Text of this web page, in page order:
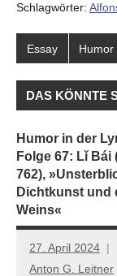
Schlagwörter:
Essay Humor
DAS KÖNNTE
Humor in der
Folge 67: Lǐ Bái
762),
Dichtkunst und
Weins«
27. April 2024
Anton G. Leitner